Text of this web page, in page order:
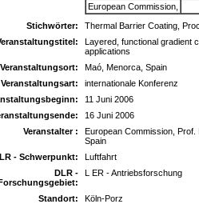
European Commission,
Stichwörter:
Thermal Barrier Coating,
Layered, functional gradient
applications
Veranstaltungsort:
Maó, Menorca, Spain
Veranstaltungsart:
internationale Konferenz
11 Juni 2006
16 Juni 2006
Veranstalter :
European Commission,
Spain
- Schwerpunkt:
Luftfahrt
DLR -
L ER - Antriebsforschung
Standort:
Köln-Porz